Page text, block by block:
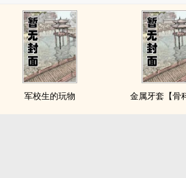
军校生的玩物 金属牙套【骨